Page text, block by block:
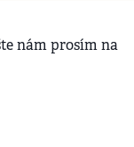
nám prosím na